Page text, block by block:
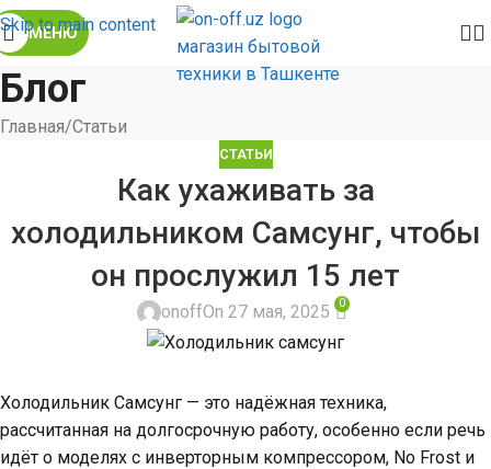
Skip to main content
МЕНЮ
Блог
Главная Статьи
СТАТЬИ
Как ухаживать за
холодильником Самсунг, чтобы
он прослужил 15 лет
onoffOn 27 мая, 2025 0
Холодильник Самсунг — это надёжная техника,
рассчитанная на долгосрочную работу, особенно если речь
идёт о моделях с инверторным компрессором, No Frost и